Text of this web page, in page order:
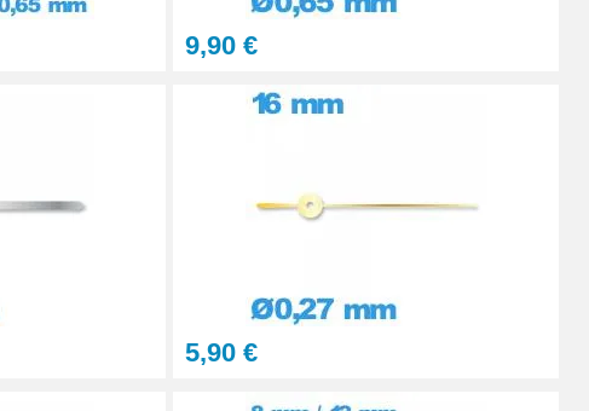
Ajouter au panier
Ajouter au panier
Ajouter au panier
9,90 €
5,90 €